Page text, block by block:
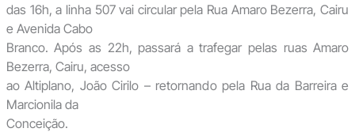
das 16h, a linha 507 vai circular pela Rua Amaro Bezerra, Cairu
e Avenida Cabo
Branco. Após as 22h, passará a trafegar pelas ruas Amaro
Bezerra, Cairu, acesso
ao Altiplano, João Cirilo – retornando pela Rua da Barreira e
Marcionila da
Conceição.